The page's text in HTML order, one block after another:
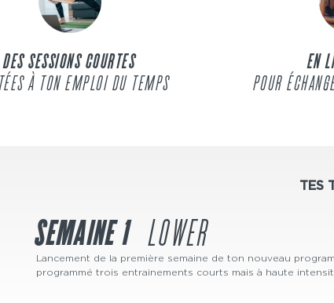
DES SESSIONS COURTES
À TON EMPLOI DU TEMPS
EN
POUR
TES
SEMAINE 1 LOWER
Lancement de la première semaine de ton nouveau
programmé trois entrainements courts mais à haute